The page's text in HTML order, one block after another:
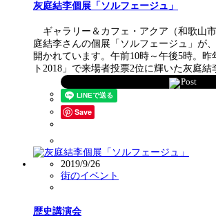
灰庭結李個展「ソルフェージュ」
ギャラリー＆カフェ・アクア（和歌山
庭結李さんの個展「ソルフェージュ」が
開かれています。午前10時～午後5時。昨
ト2018」で来場者投票2位に輝いた灰庭結
Post
Save
2019/9/26
街のイベント
歴史講演会